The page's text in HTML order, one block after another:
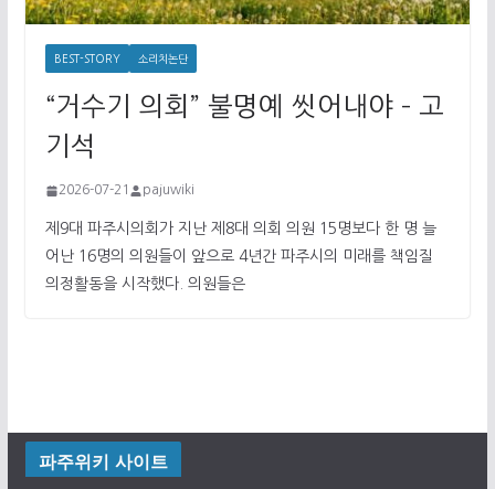
BEST-STORY 소리치논단
“거수기 의회” 불명예 씻어내야 – 고
기석
2026-07-21 pajuwiki
제9대 파주시의회가 지난 제8대 의회 의원 15명보다 한 명 늘
어난 16명의 의원들이 앞으로 4년간 파주시의 미래를 책임질
의정활동을 시작했다. 의원들은
파주위키 사이트